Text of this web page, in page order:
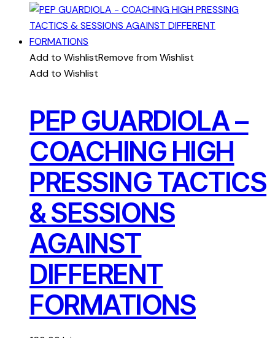
Add to WishlistRemove from Wishlist
Add to Wishlist
PEP GUARDIOLA –
COACHING HIGH
PRESSING TACTICS
& SESSIONS
AGAINST
DIFFERENT
FORMATIONS